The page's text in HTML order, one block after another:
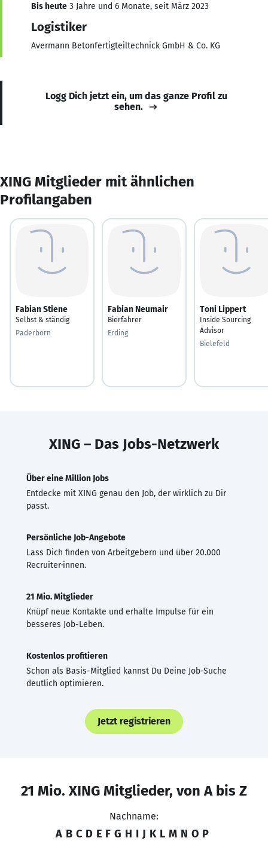
Bis heute 3 Jahre und 6 Monate, seit März 2023
Logistiker
Avermann Betonfertigteiltechnick GmbH & Co. KG
Logg Dich jetzt ein, um das ganze Profil zu
sehen.
XING Mitglieder mit ähnlichen
Profilangaben
Fabian Stiene
Selbst & ständig
Paderborn
Fabian Neumair
Bierfahrer
Erding
Toni Lippert
Inside Sourcing
Advisor
Bielefeld
XING – Das Jobs-Netzwerk
Über eine Million Jobs
Entdecke mit XING genau den Job, der wirklich zu Dir
passt.
Persönliche Job-Angebote
Lass Dich finden von Arbeitgebern und über 20.000
Recruiter·innen.
21 Mio. Mitglieder
Knüpf neue Kontakte und erhalte Impulse für ein
besseres Job-Leben.
Kostenlos profitieren
Schon als Basis-Mitglied kannst Du Deine Job-Suche
deutlich optimieren.
Jetzt registrieren
21 Mio. XING Mitglieder, von A bis Z
Nachname:
A B C D E F G H I J K L M N O P